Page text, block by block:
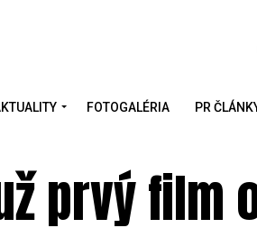
FOTOGALÉRIA PR
prvý film